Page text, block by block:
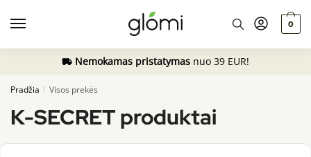
0
Nemokamas pristatymas nuo 39 EUR!
Pradžia / Visos prekės
K-SECRET produktai